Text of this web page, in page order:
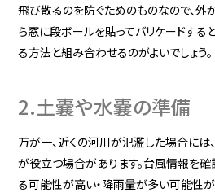
飛び散るのを防ぐためのものなので、外
ら窓に段ボールを貼ってバリケードする
る方法と組み合わせるのがよいでしょう。
2.土嚢や水嚢の準備
万が一、近くの河川が氾濫した場合には
が役立つ場合があります。台風情報を
る可能性が高い・降雨量が多い可能性